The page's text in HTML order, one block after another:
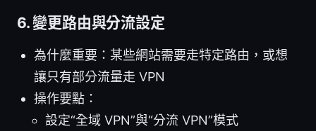
6. 變更路由與分流設定
為什麼重要：某些網站需要走特定路由，或想
讓只有部分流量走 VPN
操作要點：
設定“全域 VPN”與“分流 VPN”模式